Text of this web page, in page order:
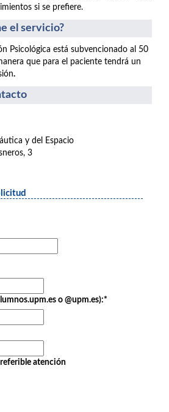
si se prefiere.
el servicio?
Psicológica está subvencionado al 50
que para el paciente tendrá un
.
y del Espacio
3
o @upm.es):*
atención